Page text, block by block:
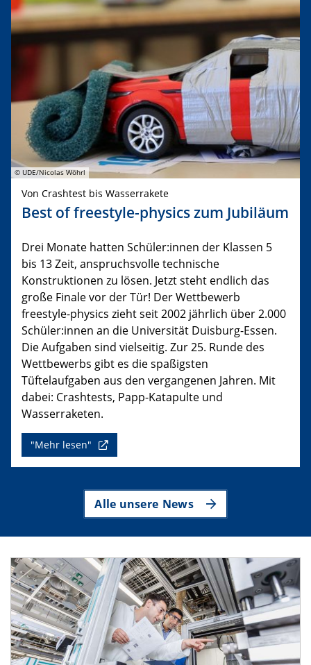
© UDE/Nicolas Wöhrl
Von Crashtest bis Wasserrakete
Best of freestyle-physics zum Jubiläum
Drei Monate hatten Schüler:innen der Klassen 5
bis 13 Zeit, anspruchsvolle technische
Konstruktionen zu lösen. Jetzt steht endlich das
große Finale vor der Tür! Der Wettbewerb
freestyle-physics zieht seit 2002 jährlich über 2.000
Schüler:innen an die Universität Duisburg-Essen.
Die Aufgaben sind vielseitig. Zur 25. Runde des
Wettbewerbs gibt es die spaßigsten
Tüftelaufgaben aus den vergangenen Jahren. Mit
dabei: Crashtests, Papp-Katapulte und
Wasserraketen.
"Mehr lesen"
Alle unsere News